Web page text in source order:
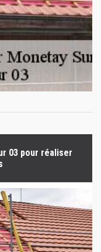
03 pour réaliser